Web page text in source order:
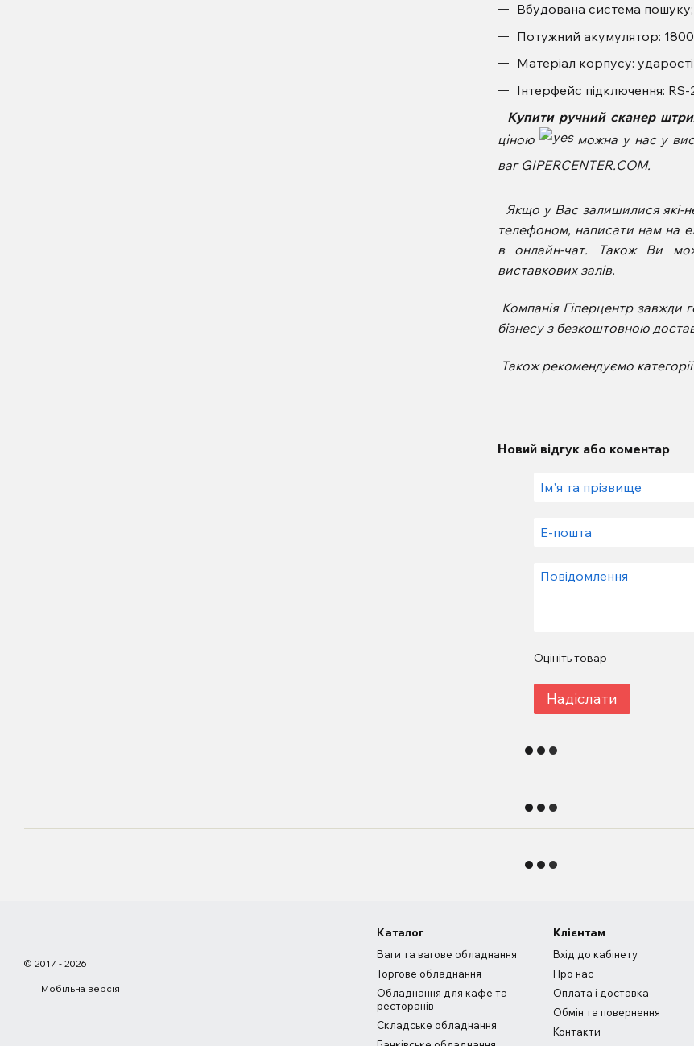
Вбудована система пошуку;
Потужний акумулятор:
Матеріал корпусу:
Інтерфейс підключення: RS-
Купити ручний сканер
ціною
можна у нас у
ваг GIPERCENTER.COM.
Якщо у Вас залишилися які-
телефоном, написати нам на
в онлайн-чат. Також Ви
виставкових залів.
Компанія Гіперцентр завжди
бізнесу з безкоштовною
Також рекомендуємо категорії
Новий відгук або коментар
Оцініть товар
Надіслати
© 2017 - 2026
Мобільна версія
Каталог
Ваги та вагове обладнання
Торгове обладнання
Обладнання для кафе та
ресторанів
Складське обладнання
Клієнтам
Вхід до кабінету
Про нас
Оплата і доставка
Обмін та повернення
Контакти